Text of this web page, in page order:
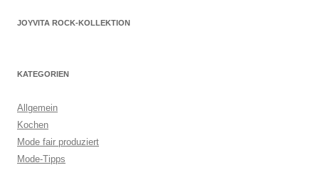
JOYVITA ROCK-KOLLEKTION
KATEGORIEN
Allgemein
Kochen
Mode fair produziert
Mode-Tipps